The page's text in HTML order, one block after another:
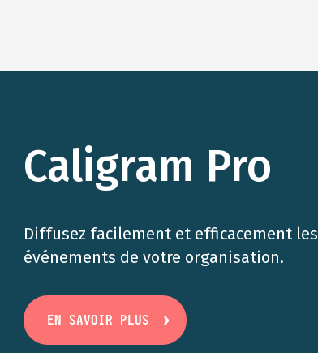
Caligram Pro
Diffusez facilement et efficacement les
événements de votre organisation.
EN SAVOIR PLUS